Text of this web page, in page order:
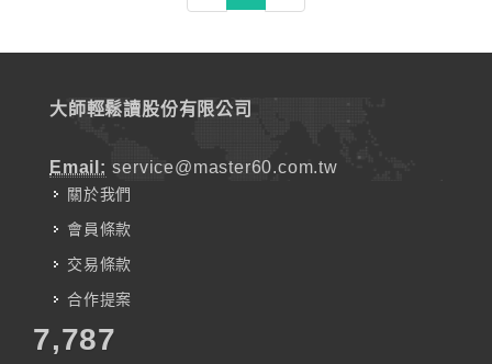
大師輕鬆讀股份有限公司
Email: service@master60.com.tw
關於我們
會員條款
交易條款
合作提案
7,787